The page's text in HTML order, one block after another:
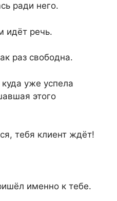
ради него.
идёт речь.
раз свободна.
уже успела
этого
тебя клиент ждёт!
именно к тебе.